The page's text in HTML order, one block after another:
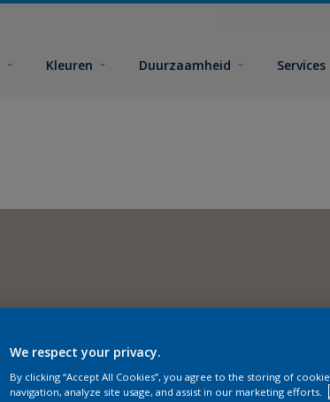
Kleuren Duurzaamheid Services
We respect your privacy.
By clicking “Accept All Cookies”, you agree to the storing of
navigation, analyze site usage, and assist in our marketing efforts.